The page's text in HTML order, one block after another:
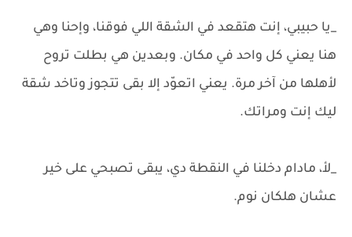
_يا حبيبي، إنت هتقعد في الشقة اللي فوقنا، وإحنا وهي
هنا يعني كل واحد في مكان. وبعدين هي بطلت تروح
لأهلها من آخر مرة. يعني اتعوّد إلا بقى تتجوز وتاخد شقة
ليك إنت ومراتك.
_لأ، مادام دخلنا في النقطة دي، يبقى تصبحي على خير
عشان هلكان نوم.